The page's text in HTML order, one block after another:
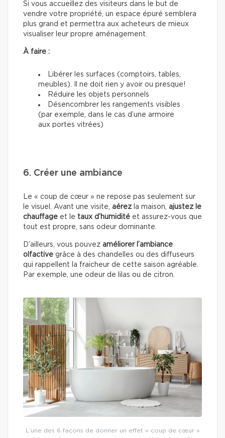
Si vous accueillez des visiteurs dans le but de
vendre votre propriété, un espace épuré semblera
plus grand et permettra aux acheteurs de mieux
visualiser leur propre aménagement.
À faire :
Libérer les surfaces (comptoirs, tables,
meubles). Il ne doit rien y avoir ou presque!
Réduire les objets personnels
Désencombrer les rangements visibles
(par exemple, dans le cas d’une armoire
aux portes vitrées)
6. Créer une ambiance
Le « coup de cœur » ne repose pas seulement sur
le visuel. Avant une visite, aérez la maison, ajustez le
chauffage et le taux d’humidité et assurez-vous que
tout est propre, sans odeur dominante.
D’ailleurs, vous pouvez améliorer l’ambiance
olfactive grâce à des chandelles ou des diffuseurs
qui rappellent la fraicheur de cette saison agréable.
Par exemple, une odeur de lilas ou de citron.
L’une des 6 façons de donner un effet « coup de cœur »